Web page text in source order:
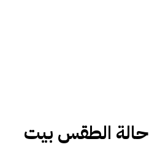
حالة الطقس بيت